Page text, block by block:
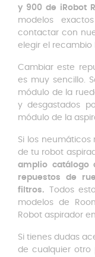
y 900 de iRobot
modelos
contactar con
elegir el recambio
Cambiar este
es muy sencillo.
módulo de la
y desgastados
módulo de la
Si los
de tu robot
amplio catálogo
repuestos de
filtros. Todos
modelos de
Robot aspirador
Si tienes dudas
de cualquier otro